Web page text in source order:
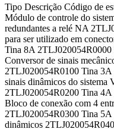
Tipo Descrição Código de
Módulo de controle do
redundantes a relé NA
para ser utilizado em
Tina 8A 2TLJ020054R0000
Conversor de sinais
2TLJ020054R0100 Tina 3A
sinais dinâmicos do
2TLJ020054R0200 Tina 4A
Bloco de conexão com 4
2TLJ020054R0300 Tina 5A
dinâmicos